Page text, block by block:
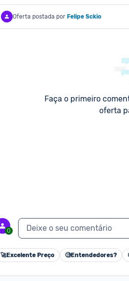
Oferta postada por Felipe Sckio
Faça o primeiro
oferta
0 Deixe o seu comentário
🚀Excelente Preço 🧐Entendedores?